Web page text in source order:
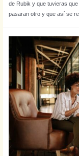
de Rubik y que tuvieras
pasaran otro y que así se